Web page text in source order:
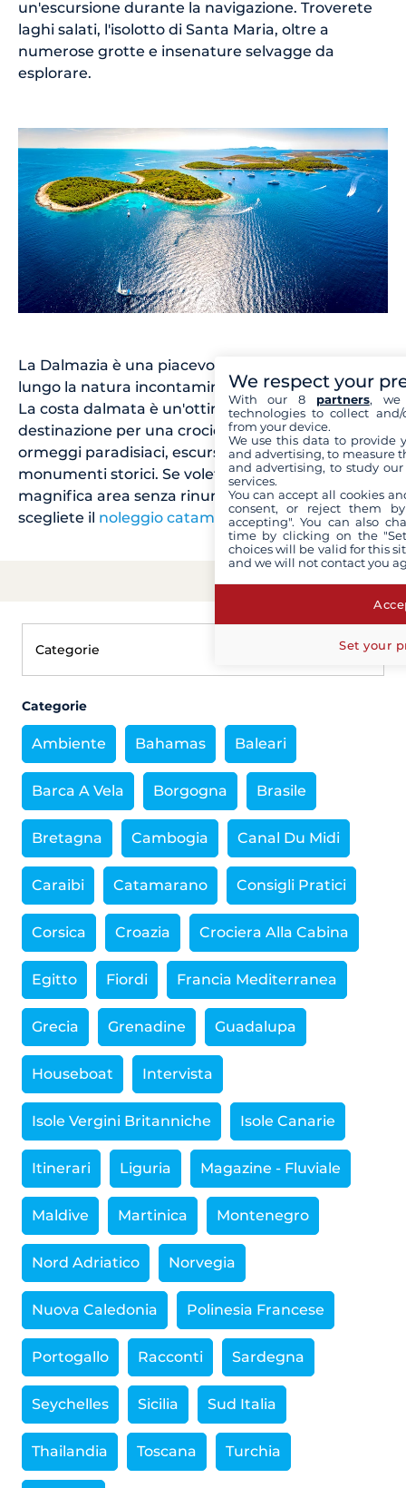
un'escursione durante la navigazione. Troverete
laghi salati, l'isolotto di Santa Maria, oltre a
numerose grotte e insenature selvagge da
esplorare.
La Dalmazia è una piacevole zona di navigazione
lungo la natura incontaminata della costa croata.
La costa dalmata è un'ottima scelta di
destinazione per una crociera nei Balcani, tra
ormeggi paradisiaci, escursioni e visite ai
monumenti storici. Se volete esplorare questa
magnifica area senza rinunciare al comfort
scegliete il noleggio catamarani Croazia!
Categorie
Ambiente Bahamas Baleari
Barca A Vela Borgogna Brasile
Bretagna Cambogia Canal Du Midi
Caraibi Catamarano Consigli Pratici
Corsica Croazia Crociera Alla Cabina
Egitto Fiordi Francia Mediterranea
Grecia Grenadine Guadalupa
Houseboat Intervista
Isole Vergini Britanniche Isole Canarie
Itinerari Liguria Magazine - Fluviale
Maldive Martinica Montenegro
Nord Adriatico Norvegia
Nuova Caledonia Polinesia Francese
Portogallo Racconti Sardegna
Seychelles Sicilia Sud Italia
Thailandia Toscana Turchia
We respect your
With our 8 partners, we
technologies to collect
from your device.
We use this data to provide
and advertising, to measure
and advertising, to study
services.
You can accept all cookies
consent, or reject them
accepting". You can also
time by clicking on the
choices will be valid for this
and we will not contact you
Set your